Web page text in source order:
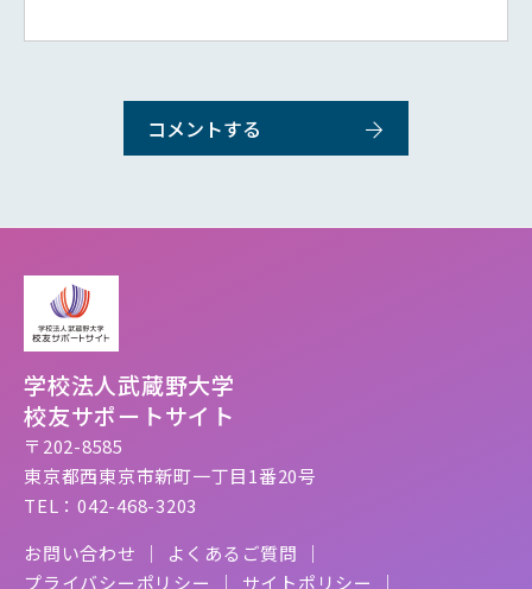
学校法人武蔵野大学
校友サポートサイト
〒202-8585
東京都西東京市新町一丁目1番20号
TEL：042-468-3203
お問い合わせ
よくあるご質問
プライバシーポリシー
サイトポリシー